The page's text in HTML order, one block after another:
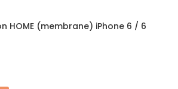
HOME (membrane) iPhone 6 / 6